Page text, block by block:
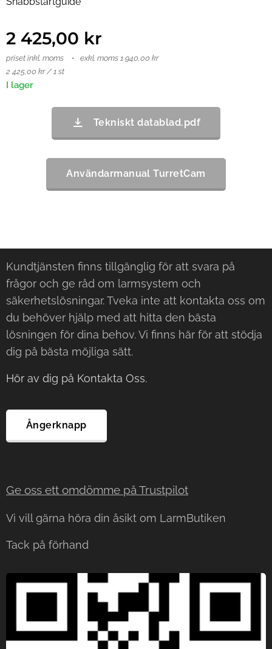
2 425,00 kr
priset inkl. moms
exkl. moms 1 940,00 kr
2 425,00 kr / 1 st
I lager
Tekniskt datablad.pdf
Användarmanual TurretCam
Kundtjänsten finns tillgänglig för att svara på
frågor och ge råd om larmsystem och
säkerhetslösningar. Tveka inte att kontakta oss om
du behöver hjälp med att hitta den bästa
lösningen för dina behov. Vi finns här för att stödja
dig på bästa möjliga sätt.
Hör av dig på Kontakta Oss.
Ångerknapp
Ge oss ett omdömme på Trustpilot
Vi vill gärna höra din åsikt om LarmButiken
Tack på förhand